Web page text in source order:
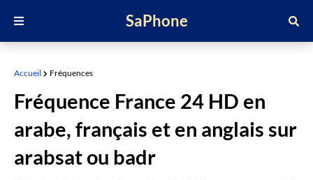
SaPhone
Accueil Fréquences
Fréquence France 24 HD en
arabe, français et en anglais sur
arabsat ou badr